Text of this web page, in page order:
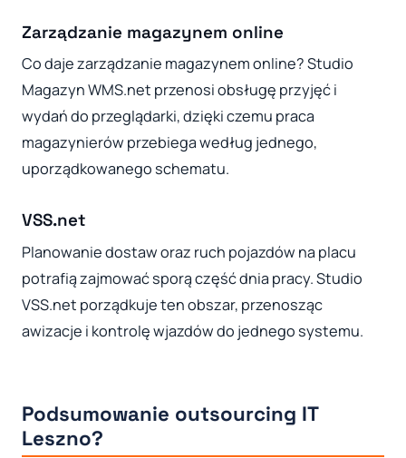
Zarządzanie magazynem online
Co daje zarządzanie magazynem online? Studio
Magazyn WMS.net przenosi obsługę przyjęć i
wydań do przeglądarki, dzięki czemu praca
magazynierów przebiega według jednego,
uporządkowanego schematu.
VSS.net
Planowanie dostaw oraz ruch pojazdów na placu
potrafią zajmować sporą część dnia pracy. Studio
VSS.net porządkuje ten obszar, przenosząc
awizacje i kontrolę wjazdów do jednego systemu.
Podsumowanie outsourcing IT
Leszno?